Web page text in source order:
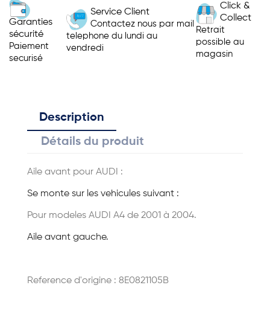
Garanties
sécurité
Paiement
securisé
Service Client
Contactez nous par mail
telephone du lundi au
vendredi
Click &
Collect
Retrait
possible au
magasin
Description
Détails du produit
Aile avant pour AUDI :
Se monte sur les vehicules suivant :
Pour modeles AUDI A4 de 2001 à 2004.
Aile avant gauche.
Reference d'origine : 8E0821105B